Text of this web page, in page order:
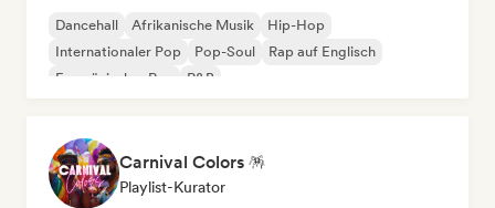
Dancehall Afrikanische Musik
Hip-Hop
Internationaler Pop
Pop-Soul
Rap auf Englisch
Französischer Rap
R&B
Carnival Colors 🪅
Playlist-Kurator